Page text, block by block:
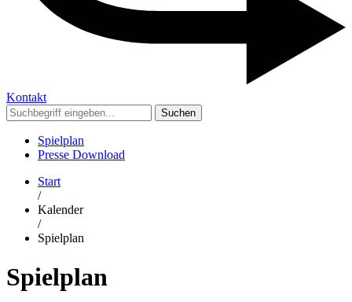
Kontakt
Suchen
Spielplan
Presse Download
Start
/
Kalender
/
Spielplan
Spielplan